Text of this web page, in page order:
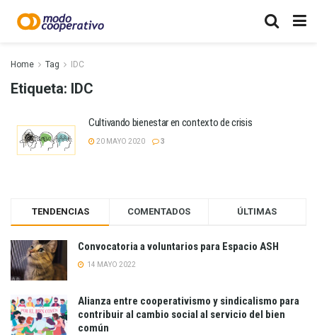
Home Tag IDC
Etiqueta: IDC
Cultivando bienestar en contexto de crisis
20 MAYO 2020 3
TENDENCIAS COMENTADOS ÚLTIMAS
Convocatoria a voluntarios para Espacio ASH
14 MAYO 2022
Alianza entre cooperativismo y sindicalismo para
contribuir al cambio social al servicio del bien
común